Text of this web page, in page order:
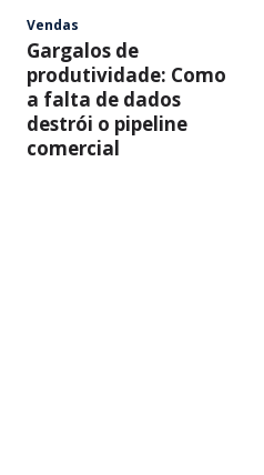
Vendas
Gargalos de
produtividade: Como
a falta de dados
destrói o pipeline
comercial